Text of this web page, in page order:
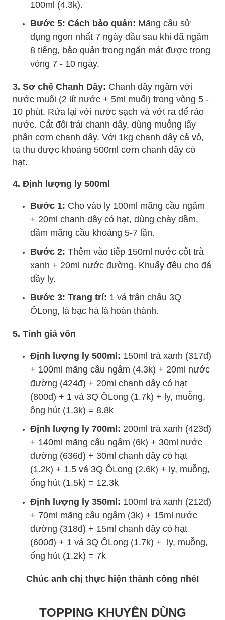
100ml (4.3k).
Bước 5: Cách bảo quản: Mãng cầu sử
dụng ngon nhất 7 ngày đầu sau khi đã ngâm
8 tiếng, bảo quản trong ngăn mát được trong
vòng 7 - 10 ngày.
3. Sơ chế Chanh Dây: Chanh dây ngâm với
nước muối (2 lít nước + 5ml muối) trong vòng 5 -
10 phút. Rửa lại với nước sạch và vớt ra để ráo
nước. Cắt đôi trái chanh dây, dùng muỗng lấy
phần cơm chanh dây. Với 1kg chanh dây cả vỏ,
ta thu được khoảng 500ml cơm chanh dây có
hạt.
4. Định lượng ly 500ml
Bước 1: Cho vào ly 100ml mãng cầu ngâm
+ 20ml chanh dây có hạt, dùng chày dầm,
dầm mãng cầu khoảng 5-7 lần.
Bước 2: Thêm vào tiếp 150ml nước cốt trà
xanh + 20ml nước đường. Khuấy đều cho đá
đầy ly.
Bước 3: Trang trí: 1 vá trân châu 3Q
ÔLong, lá bạc hà là hoàn thành.
5. Tính giá vốn
Định lượng ly 500ml: 150ml trà xanh (317đ)
+ 100ml mãng cầu ngâm (4.3k) + 20ml nước
đường (424đ) + 20ml chanh dây có hạt
(800đ) + 1 vá 3Q ÔLong (1.7k) + ly, muỗng,
ống hút (1.3k) = 8.8k
Định lượng ly 700ml: 200ml trà xanh (423đ)
+ 140ml mãng cầu ngâm (6k) + 30ml nước
đường (636đ) + 30ml chanh dây có hạt
(1.2k) + 1.5 vá 3Q ÔLong (2.6k) + ly, muỗng,
ống hút (1.5k) = 12.3k
Định lượng ly 350ml: 100ml trà xanh (212đ)
+ 70ml mãng cầu ngâm (3k) + 15ml nước
đường (318đ) + 15ml chanh dây có hạt
(600đ) + 1 vá 3Q ÔLong (1.7k) + ly, muỗng,
ống hút (1.2k) = 7k
Chúc anh chị thực hiện thành công nhé!
TOPPING KHUYÊN DÙNG